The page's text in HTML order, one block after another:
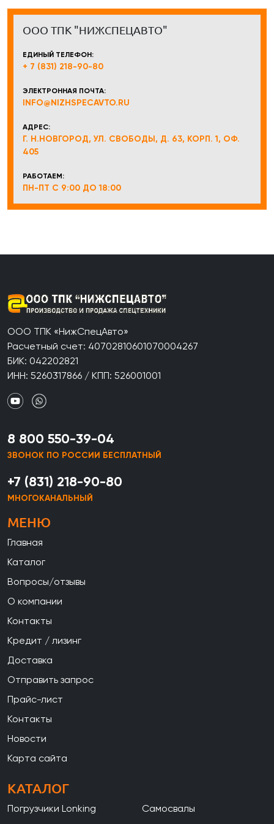
ООО ТПК "НИЖСПЕЦАВТО"
ЕДИНЫЙ ТЕЛЕФОН:
+ 7 (831) 218-90-80
ЭЛЕКТРОННАЯ ПОЧТА:
INFO@NIZHSPECAVTO.RU
АДРЕС:
Г. Н.НОВГОРОД, УЛ. СВОБОДЫ, Д. 63, КОРП. 1, ОФ.
405
РАБОТАЕМ:
ПН-ПТ С 9:00 ДО 18:00
ООО ТПК «НижСпецАвто»
Расчетный счет: 40702810601070004267
БИК: 042202821
ИНН: 5260317866 / КПП: 526001001
8 800 550-39-04
ЗВОНОК ПО РОССИИ БЕСПЛАТНЫЙ
+7 (831) 218-90-80
МНОГОКАНАЛЬНЫЙ
МЕНЮ
Главная
Каталог
Вопросы/отзывы
О компании
Контакты
Кредит / лизинг
Доставка
Отправить запрос
Прайс-лист
Контакты
Новости
Карта сайта
КАТАЛОГ
Погрузчики Lonking
Самосвалы